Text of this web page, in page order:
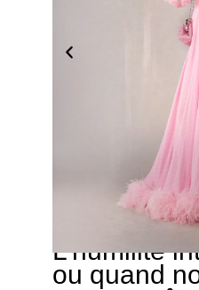
L’humilité
ou quand